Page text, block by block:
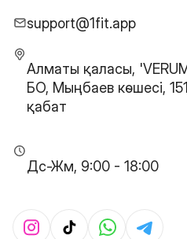
support@1fit.app
Алматы қаласы,
БО, Мыңбаев көшесі,
қабат
Дс-Жм, 9:00 - 18:00